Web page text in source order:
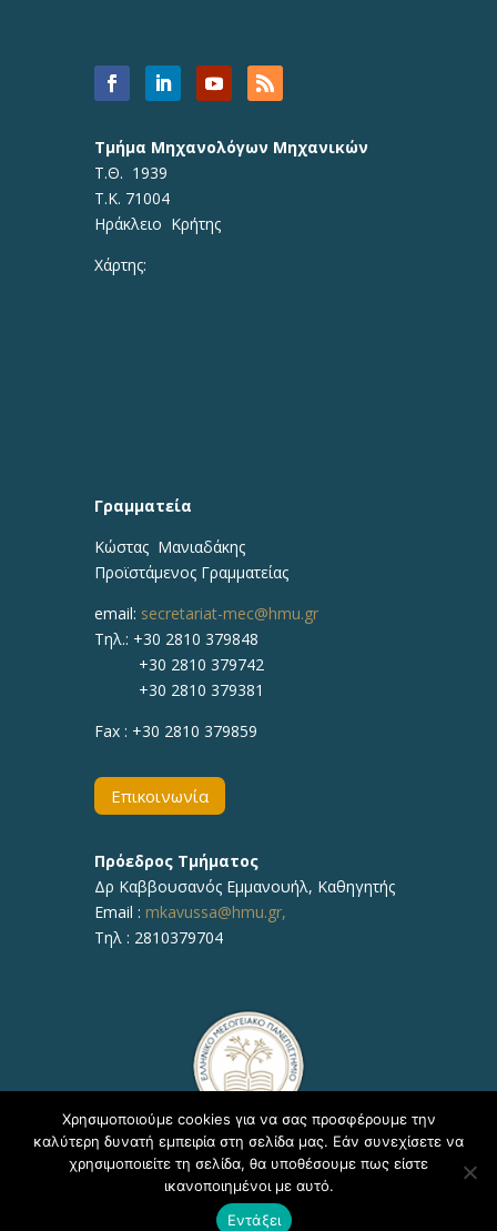
Τμήμα Μηχανολόγων Μηχανικών
Τ.Θ. 1939
Τ.Κ. 71004
Ηράκλειο Κρήτης
Χάρτης:
Γραμματεία
Κώστας Μανιαδάκης​
Προϊστάμενος Γραμματείας
email: secretariat-mec@hmu.gr
Τηλ.: +30 2810 379848
+30 2810 379742
+30 2810 379381
Fax : +30 2810 379859
Επικοινωνία
Πρόεδρος Τμήματος
Δρ Καββουσανός Εμμανουήλ, Καθηγητής
Email : mkavussa@hmu.gr,
Τηλ : 2810379704
Copyright © 2020, ΕΛΜΕΠΑ Τμήμα Υποστήριξης
Χρησιμοποιούμε cookies για να σας προσφέρουμε την
καλύτερη δυνατή εμπειρία στη σελίδα μας. Εάν συνεχίσετε να
χρησιμοποιείτε τη σελίδα, θα υποθέσουμε πως είστε
ικανοποιημένοι με αυτό.
Εντάξει